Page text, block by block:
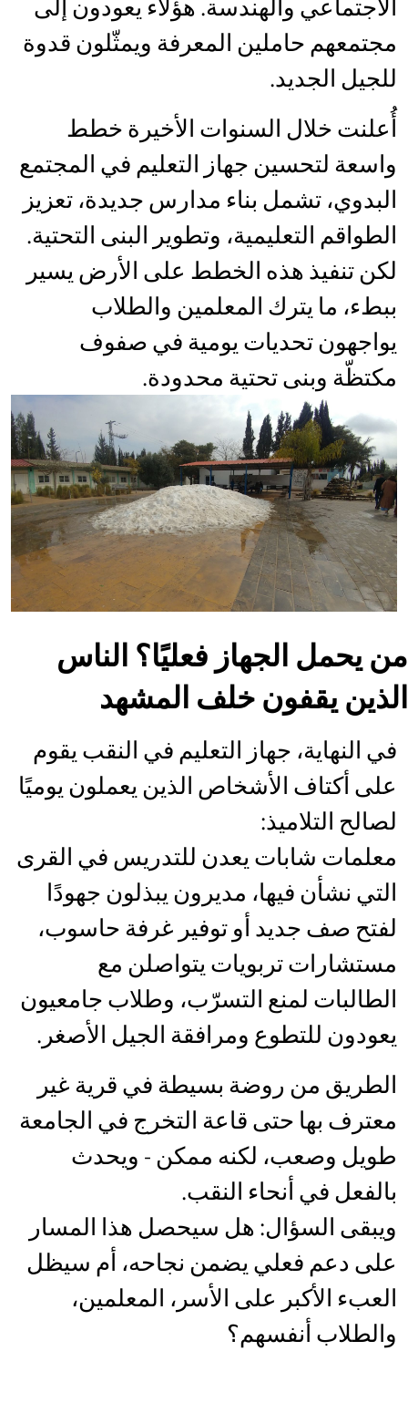
مجتمعهم حاملين المعرفة ويمثّلون قدوة
للجيل الجديد.
أُعلنت خلال السنوات الأخيرة خطط
واسعة لتحسين جهاز التعليم في المجتمع
البدوي، تشمل بناء مدارس جديدة، تعزيز
الطواقم التعليمية، وتطوير البنى التحتية.
لكن تنفيذ هذه الخطط على الأرض يسير
ببطء، ما يترك المعلمين والطلاب
يواجهون تحديات يومية في صفوف
مكتظّة وبنى تحتية محدودة.
من يحمل الجهاز فعليًا؟ الناس
الذين يقفون خلف المشهد
في النهاية، جهاز التعليم في النقب يقوم
على أكتاف الأشخاص الذين يعملون يوميًا
لصالح التلاميذ:
معلمات شابات يعدن للتدريس في القرى
التي نشأن فيها، مديرون يبذلون جهودًا
لفتح صف جديد أو توفير غرفة حاسوب،
مستشارات تربويات يتواصلن مع
الطالبات لمنع التسرّب، وطلاب جامعيون
يعودون للتطوع ومرافقة الجيل الأصغر.
الطريق من روضة بسيطة في قرية غير
معترف بها حتى قاعة التخرج في الجامعة
طويل وصعب، لكنه ممكن - ويحدث
بالفعل في أنحاء النقب.
ويبقى السؤال: هل سيحصل هذا المسار
على دعم فعلي يضمن نجاحه، أم سيظل
العبء الأكبر على الأسر، المعلمين،
والطلاب أنفسهم؟